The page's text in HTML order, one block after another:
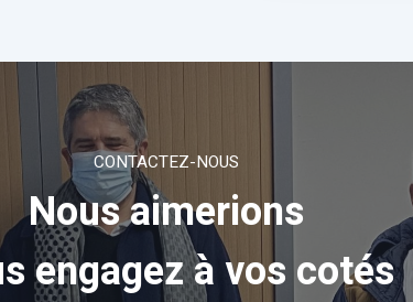
CONTACTEZ-NOUS
Nous aimerions
engagez à vos cotés